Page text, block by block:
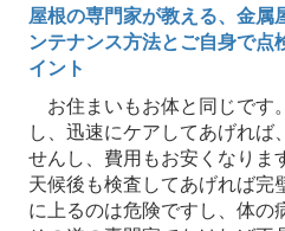
屋根の専門家が教える、金属
ンテナンス方法とご自身で点
イント
お住まいもお体と同じです
し、迅速にケアしてあげれば
せんし、費用もお安くなりま
天候後も検査してあげれば完
に上るのは危険ですし、体の